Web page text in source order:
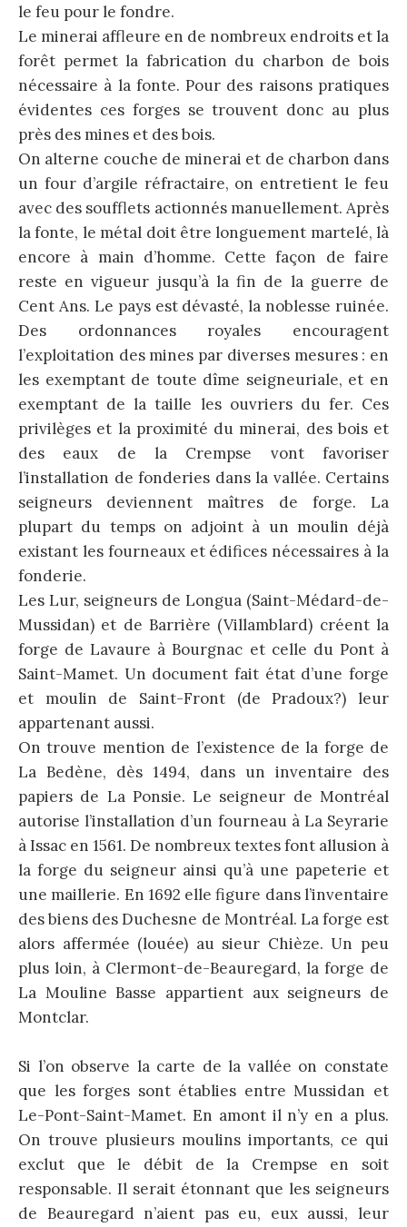
le feu pour le fondre.
Le minerai affleure en de nombreux endroits et la
forêt permet la fabrication du charbon de bois
nécessaire à la fonte. Pour des raisons pratiques
évidentes ces forges se trouvent donc au plus
près des mines et des bois.
On alterne couche de minerai et de charbon dans
un four d’argile réfractaire, on entretient le feu
avec des soufflets actionnés manuellement. Après
la fonte, le métal doit être longuement martelé, là
encore à main d’homme. Cette façon de faire
reste en vigueur jusqu’à la fin de la guerre de
Cent Ans. Le pays est dévasté, la noblesse ruinée.
Des ordonnances royales encouragent
l’exploitation des mines par diverses mesures : en
les exemptant de toute dîme seigneuriale, et en
exemptant de la taille les ouvriers du fer. Ces
privilèges et la proximité du minerai, des bois et
des eaux de la Crempse vont favoriser
l’installation de fonderies dans la vallée. Certains
seigneurs deviennent maîtres de forge. La
plupart du temps on adjoint à un moulin déjà
existant les fourneaux et édifices nécessaires à la
fonderie.
Les Lur, seigneurs de Longua (Saint-Médard-de-
Mussidan) et de Barrière (Villamblard) créent la
forge de Lavaure à Bourgnac et celle du Pont à
Saint-Mamet. Un document fait état d’une forge
et moulin de Saint-Front (de Pradoux?) leur
appartenant aussi.
On trouve mention de l’existence de la forge de
La Bedène, dès 1494, dans un inventaire des
papiers de La Ponsie. Le seigneur de Montréal
autorise l’installation d’un fourneau à La Seyrarie
à Issac en 1561. De nombreux textes font allusion à
la forge du seigneur ainsi qu’à une papeterie et
une maillerie. En 1692 elle figure dans l’inventaire
des biens des Duchesne de Montréal. La forge est
alors affermée (louée) au sieur Chièze. Un peu
plus loin, à Clermont-de-Beauregard, la forge de
La Mouline Basse appartient aux seigneurs de
Montclar.
Si l’on observe la carte de la vallée on constate
que les forges sont établies entre Mussidan et
Le-Pont-Saint-Mamet. En amont il n’y en a plus.
On trouve plusieurs moulins importants, ce qui
exclut que le débit de la Crempse en soit
responsable. Il serait étonnant que les seigneurs
de Beauregard n’aient pas eu, eux aussi, leur